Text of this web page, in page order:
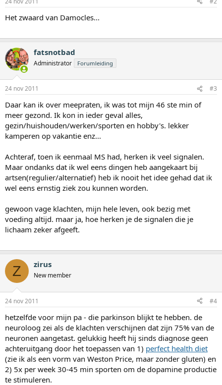
Het zwaard van Damocles...
fatsnotbad
Administrator Forumleiding
24 nov 2011 #3
Daar kan ik over meepraten, ik was tot mijn 46 ste min of
meer gezond. Ik kon in ieder geval alles,
gezin/huishouden/werken/sporten en hobby's. lekker
kamperen op vakantie enz...
Achteraf, toen ik eenmaal MS had, herken ik veel signalen.
Maar ondanks dat ik wel eens dingen heb aangekaart bij
artsen(regulier/alternatief) heb ik nooit het idee gehad dat ik
wel eens ernstig ziek zou kunnen worden.
gewoon vage klachten, mijn hele leven, ook bezig met
voeding altijd. maar ja, hoe herken je de signalen die je
lichaam zeker afgeeft.
Z zirus
New member
24 nov 2011 #4
hetzelfde voor mijn pa - die parkinson blijkt te hebben. de
neuroloog zei als de klachten verschijnen dat zijn 75% van de
neuronen aangetast. gelukkig heeft hij sinds diagnose geen
achteruitgang door het toepassen van 1) perfect health diet
(zie ik als een vorm van Weston Price, maar zonder gluten) en
2) 5x per week 30-45 min sporten om de dopamine productie
te stimuleren.